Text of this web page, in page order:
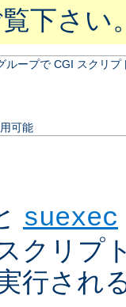
下さい
ループで CGI スクリプ
可能
suexec
クリプ
行され